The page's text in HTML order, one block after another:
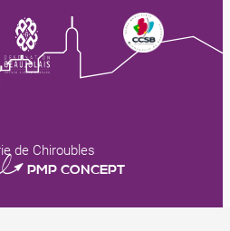
de Chiroubles
PMP CONCEPT